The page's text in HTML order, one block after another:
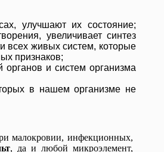
улучшают их состояние;
увеличивает синтез
всех живых систем, которые
признаков;
органов и систем организма
в нашем организме не
малокровии, инфекционных,
, да и любой микроэлемент,